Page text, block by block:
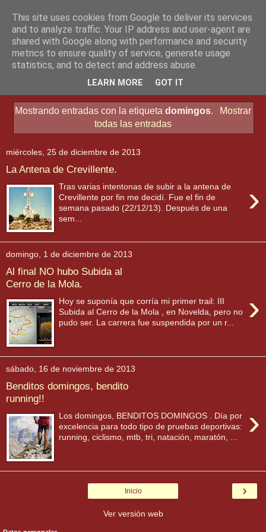
Mostrando entradas con la etiquetadomingos.
Mostrar
todas las entradas
miércoles, 25 de diciembre de 2013
La Antena de Crevillente.
›
Tras varias intentonas de subir a la antena de
Crevillente por fin me decidí. Fue el fin de
semana pasado (22/12/13). Después de una
sem...
domingo, 1 de diciembre de 2013
Al final NO hubo Subida al
Cerro de la Mola.
›
Hoy se suponía que corría mi primer trail: III
Subida al Cerro de la Mola , en Novelda, pero no
pudo ser. La carrera fue suspendida por un r...
sábado, 16 de noviembre de 2013
Benditos domingos, bendito
running!!
›
Los domingos, BENDITOS DOMINGOS . Día por
excelencia para todo tipo de pruebas deportivas:
running, ciclismo, mtb, tri, natación, maratón, ...
›
Inicio
Ver versión web
This site uses cookies from Google to deliver its services
and to analyze traffic. Your IP address and user-agent are
shared with Google along with performance and security
metrics to ensure quality of service, generate usage
statistics, and to detect and address abuse.
LEARN MORE GOT IT